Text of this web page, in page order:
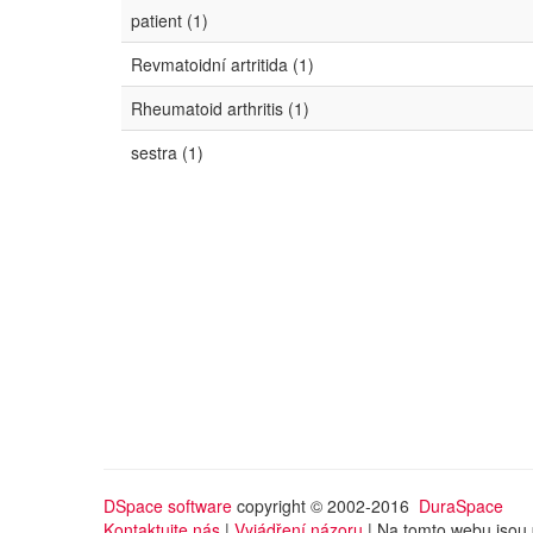
patient (1)
Revmatoidní artritida (1)
Rheumatoid arthritis (1)
sestra (1)
DSpace software copyright © 2002-2016 DuraSpace